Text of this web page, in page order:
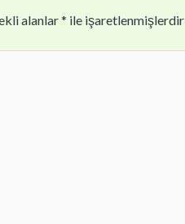
alanlar* ile işaretlenmişlerdir